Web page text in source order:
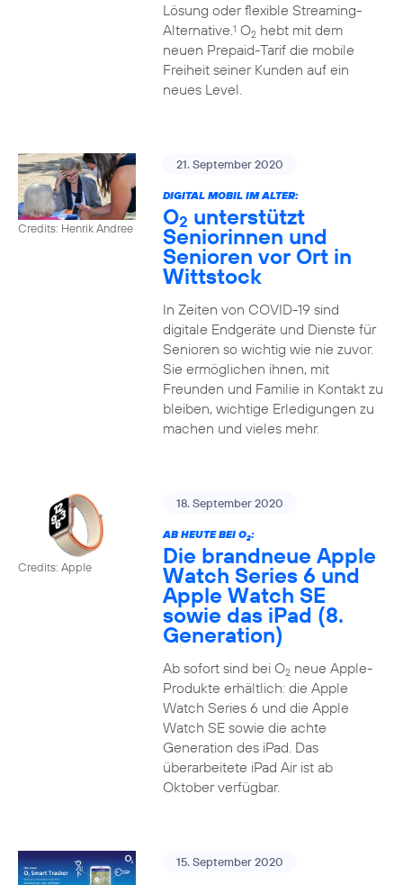
Lösung oder flexible Streaming-
Alternative.1 O2hebt mit dem
neuen Prepaid-Tarif die mobile
Freiheit seiner Kunden auf ein
neues Level.
Credits: Henrik Andree
21. September 2020
DIGITAL MOBIL IM ALTER:
O2 unterstützt
Seniorinnen und
Senioren vor Ort in
Wittstock
In Zeiten von COVID-19 sind
digitale Endgeräte und Dienste für
Senioren so wichtig wie nie zuvor.
Sie ermöglichen ihnen, mit
Freunden und Familie in Kontakt zu
bleiben, wichtige Erledigungen zu
machen und vieles mehr.
Credits: Apple
18. September 2020
AB HEUTE BEI O2:
Die brandneue Apple
Watch Series 6 und
Apple Watch SE
sowie das iPad (8.
Generation)
Ab sofort sind bei O2neue Apple-
Produkte erhältlich: die Apple
Watch Series 6 und die Apple
Watch SE sowie die achte
Generation des iPad. Das
überarbeitete iPad Air ist ab
Oktober verfügbar.
15. September 2020